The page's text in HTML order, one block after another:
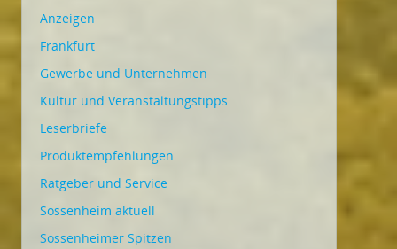
Anzeigen
Frankfurt
Gewerbe und Unternehmen
Kultur und Veranstaltungstipps
Leserbriefe
Produktempfehlungen
Ratgeber und Service
Sossenheim aktuell
Sossenheimer Spitzen